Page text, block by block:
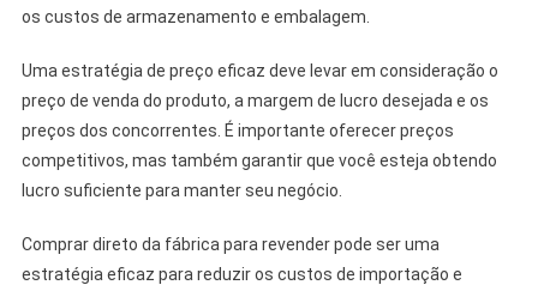
os custos de armazenamento e embalagem.
Uma estratégia de preço eficaz deve levar em consideração o
preço de venda do produto, a margem de lucro desejada e os
preços dos concorrentes. É importante oferecer preços
competitivos, mas também garantir que você esteja obtendo
lucro suficiente para manter seu negócio.
Comprar direto da fábrica para revender pode ser uma
estratégia eficaz para reduzir os custos de importação e